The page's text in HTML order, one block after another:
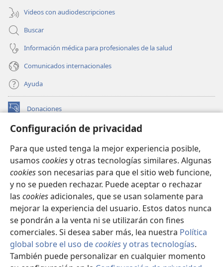
Configuración de privacidad
Para que usted tenga la mejor experiencia posible,
usamos cookiesy otras tecnologías similares. Algunas
cookiesson necesarias para que el sitio web funcione,
y no se pueden rechazar. Puede aceptar o rechazar
las cookiesadicionales, que se usan solamente para
mejorar la experiencia del usuario. Estos datos nunca
se pondrán a la venta ni se utilizarán con fines
comerciales. Si desea saber más, lea nuestra Política
global sobre el uso decookiesy otras tecnologías.
También puede personalizar en cualquier momento
Videos con audiodescripciones
Buscar
Información médica para profesionales de la salud
Comunicados internacionales
Ayuda
Donaciones
(abre
nueva BIBLIOTECA EN LÍNEA Watchtower™
una
nueva
ventana)
JW Hub
(abre
una
nueva
ventana)
JW Library
Watchtower Library
Copyright© 2026 Watch Tower Bible and Tract Society of Pennsylvania.
CONDICIONES DE USO|POLÍTICA DE PRIVACIDAD|